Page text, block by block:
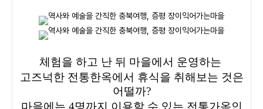
체험을 하고 난 뒤 마을에서 운영하는
고즈넉한 전통한옥에서 휴식을 취해보는 것은
어떨까?
마을에는 4명까지 이용할 수 있는 전통가옥인